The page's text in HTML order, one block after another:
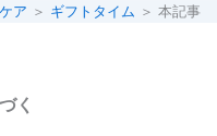
ア ＞ ギフトタイム ＞ 本記事
く